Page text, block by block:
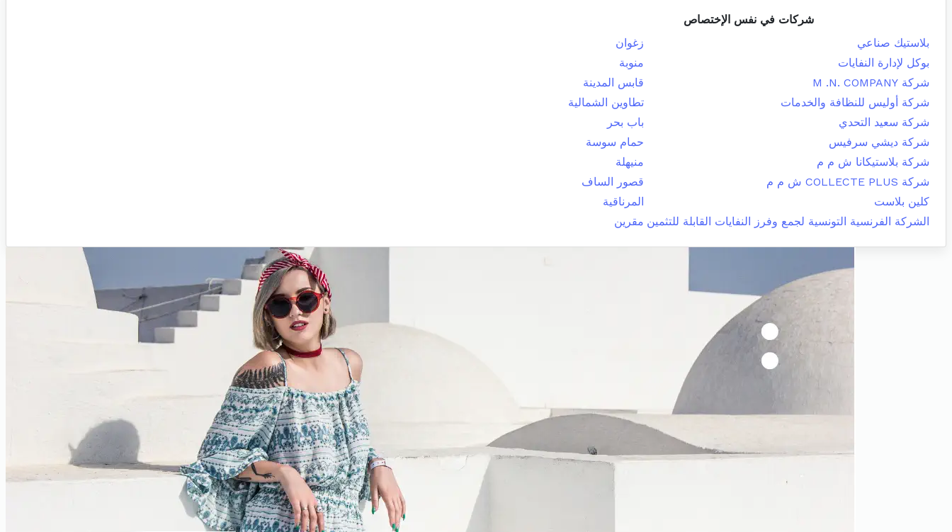
شركات في نفس الإختصاص
بلاستيك صناعي
زغوان
بوكل لإدارة النفايات
منوبة
شركة M .N. COMPANY
قابس المدينة
شركة أوليس للنظافة والخدمات
تطاوين الشمالية
شركة سعيد التحدي
باب بحر
شركة ديشي سرفيس
حمام سوسة
شركة بلاستيكانا ش م م
منيهلة
شركة COLLECTE PLUS ش م م
قصور الساف
كلين بلاست
المرناقية
الشركة الفرنسية التونسية لجمع وفرز النفايات القابلة للتثمين مقرين